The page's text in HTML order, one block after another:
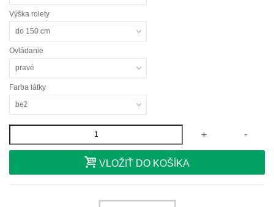
Výška rolety
do 150 cm
Ovládanie
pravé
Farba látky
bež
-
+
VLOŽIŤ DO KOŠÍKA